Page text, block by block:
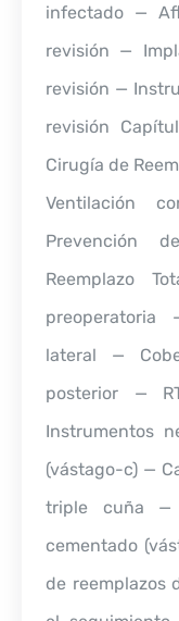
infectado —
revisión —
revisión —
revisión
Cirugía de
Ventilación
Prevención
Reemplazo
preoperatoria
lateral —
posterior —
Instrumentos
(vástago-c) —
triple cuña —
cementado
de reemplazos